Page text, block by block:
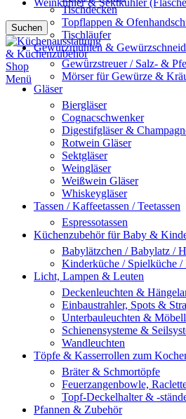
Weinkühler & Sektkühler
Suchen
Menü
Tischdecken
Topflappen &
Tischläufer
Gewürzmühlen &
Gewürzstreuer / Salz- &
Mörser für Gewürze &
Gläser
Biergläser
Cognacschwenker
Digestifgläser &
Rotwein Gläser
Sektgläser
Weingläser
Weißwein Gläser
Whiskeygläser
Tassen / Kaffeetassen / Teetassen
Espressotassen
Küchenzubehör für Baby &
Babylätzchen / Babylatz /
Kinderküche / Spielküche
Licht, Lampen & Leuten
Deckenleuchten &
Einbaustrahler, Spots &
Unterbauleuchten &
Schienensysteme &
Wandleuchten
Töpfe & Kasserrollen zum
Bräter & Schmortöpfe
Feuerzangenbowle,
Topf-Deckelhalter & -
Pfannen & Zubehör